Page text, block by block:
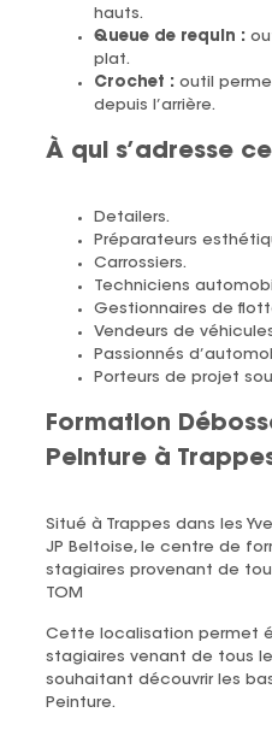
hauts.
Queue de requin :
plat.
Crochet :outil
depuis l’arrière.
À qui s’adresse
Detailers.
Préparateurs
Carrossiers.
Techniciens
Gestionnaires de
Vendeurs de
Passionnés
Porteurs de projet
Formation
Peinture à
Situé à Trappes dans les
JP Beltoise, le centre de
stagiaires provenant de
TOM
Cette localisation permet
stagiaires venant de tous
souhaitant découvrir les
Peinture.